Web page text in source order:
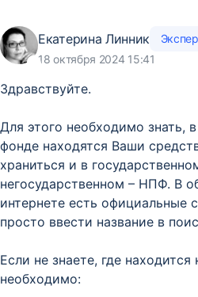
Екатерина Линник
18 октября 2024 15:41
Здравствуйте.
Для этого необходимо знать,
фонде находятся Ваши
храниться и в
негосударственном – НПФ. В
интернете есть официальные
просто ввести название в
Если не знаете, где находится
необходимо: